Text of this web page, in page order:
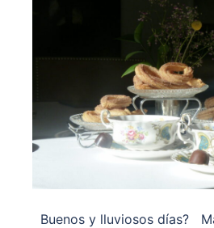
Buenos y lluviosos días?